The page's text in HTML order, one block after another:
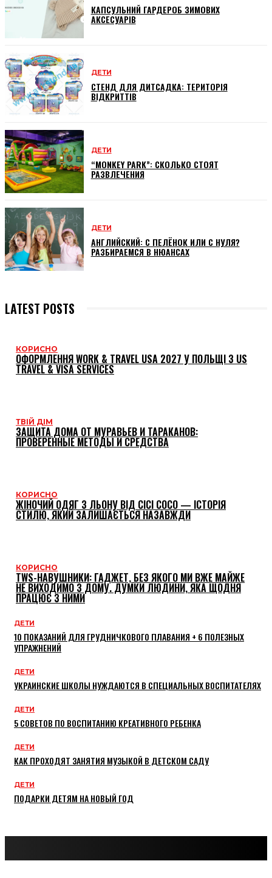
КАПСУЛЬНИЙ ГАРДЕРОБ ЗИМОВИХ
АКСЕСУАРІВ
ДЕТИ
СТЕНД ДЛЯ ДИТСАДКА: ТЕРИТОРІЯ
ВІДКРИТТІВ
ДЕТИ
“MONKEY PARK”: СКОЛЬКО СТОЯТ
РАЗВЛЕЧЕНИЯ
ДЕТИ
АНГЛИЙСКИЙ: С ПЕЛЁНОК ИЛИ С НУЛЯ?
РАЗБИРАЕМСЯ В НЮАНСАХ
LATEST POSTS
КОРИСНО
ОФОРМЛЕННЯ WORK & TRAVEL USA 2027 У ПОЛЬЩІ З US
TRAVEL & VISA SERVICES
ТВІЙ ДІМ
ЗАЩИТА ДОМА ОТ МУРАВЬЕВ И ТАРАКАНОВ:
ПРОВЕРЕННЫЕ МЕТОДЫ И СРЕДСТВА
КОРИСНО
ЖІНОЧИЙ ОДЯГ З ЛЬОНУ ВІД CICI COCO — ІСТОРІЯ
СТИЛЮ, ЯКИЙ ЗАЛИШАЄТЬСЯ НАЗАВЖДИ
КОРИСНО
TWS-НАВУШНИКИ: ГАДЖЕТ, БЕЗ ЯКОГО МИ ВЖЕ МАЙЖЕ
НЕ ВИХОДИМО З ДОМУ. ДУМКИ ЛЮДИНИ, ЯКА ЩОДНЯ
ПРАЦЮЄ З НИМИ
ДЕТИ
10 ПОКАЗАНИЙ ДЛЯ ГРУДНИЧКОВОГО ПЛАВАНИЯ + 6 ПОЛЕЗНЫХ
УПРАЖНЕНИЙ
ДЕТИ
УКРАИНСКИЕ ШКОЛЫ НУЖДАЮТСЯ В СПЕЦИАЛЬНЫХ ВОСПИТАТЕЛЯХ
ДЕТИ
5 СОВЕТОВ ПО ВОСПИТАНИЮ КРЕАТИВНОГО РЕБЕНКА
ДЕТИ
КАК ПРОХОДЯТ ЗАНЯТИЯ МУЗЫКОЙ В ДЕТСКОМ САДУ
ДЕТИ
ПОДАРКИ ДЕТЯМ НА НОВЫЙ ГОД